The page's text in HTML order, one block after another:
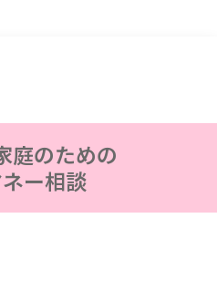
庭のための
ー相談